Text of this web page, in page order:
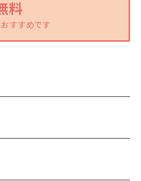
料
すすめです